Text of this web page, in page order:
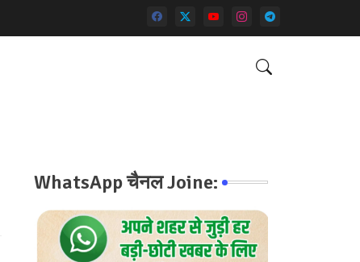
WhatsApp चैनल Joine: